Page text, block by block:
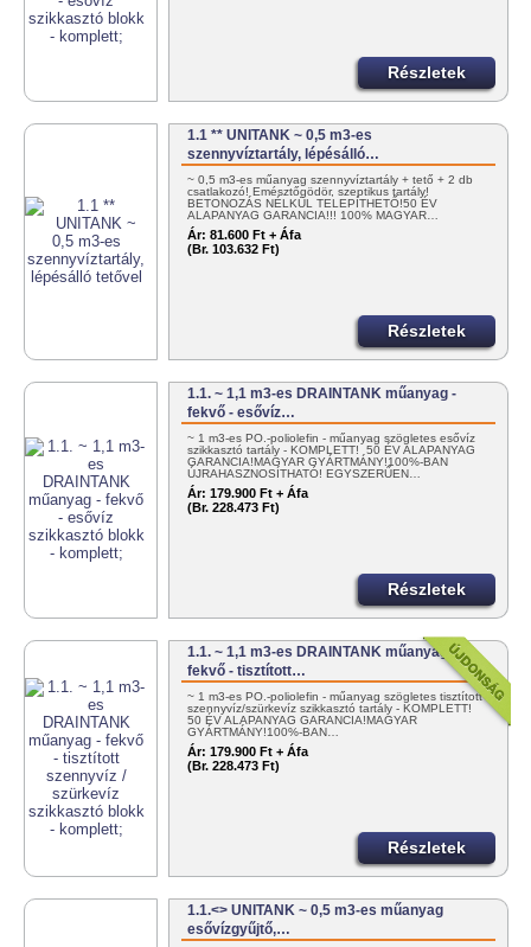
Részletek
1.1 ** UNITANK ~ 0,5 m3-es
szennyvíztartály, lépésálló…
~ 0,5 m3-es műanyag szennyvíztartály + tető + 2 db
csatlakozó! Emésztőgödör, szeptikus tartály!
BETONOZÁS NÉLKÜL TELEPÍTHETŐ!50 ÉV
ALAPANYAG GARANCIA!!! 100% MAGYAR…
Ár: 81.600 Ft + Áfa
(Br. 103.632 Ft)
Részletek
1.1. ~ 1,1 m3-es DRAINTANK műanyag -
fekvő - esővíz…
~ 1 m3-es PO.-poliolefin - műanyag szögletes esővíz
szikkasztó tartály - KOMPLETT! 50 ÉV ALAPANYAG
GARANCIA!MAGYAR GYÁRTMÁNY!100%-BAN
ÚJRAHASZNOSÍTHATÓ! EGYSZERŰEN…
Ár: 179.900 Ft + Áfa
(Br. 228.473 Ft)
Részletek
1.1. ~ 1,1 m3-es DRAINTANK műanyag -
fekvő - tisztított…
~ 1 m3-es PO.-poliolefin - műanyag szögletes tisztított
szennyvíz/szürkevíz szikkasztó tartály - KOMPLETT!
50 ÉV ALAPANYAG GARANCIA!MAGYAR
GYÁRTMÁNY!100%-BAN…
Ár: 179.900 Ft + Áfa
(Br. 228.473 Ft)
Részletek
1.1.<> UNITANK ~ 0,5 m3-es műanyag
esővízgyűjtő,…